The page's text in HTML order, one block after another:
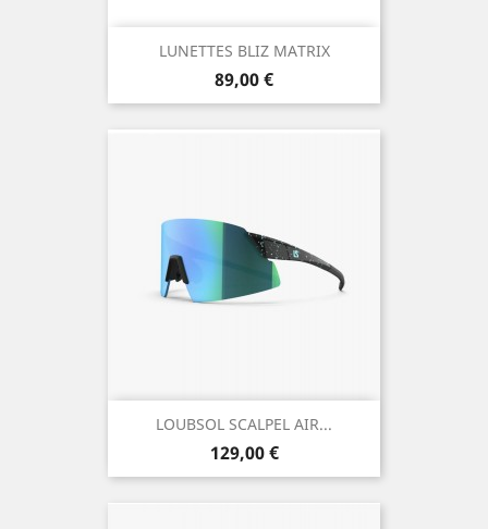
LUNETTES BLIZ MATRIX
Prix
89,00 €
LOUBSOL SCALPEL AIR...
Prix
129,00 €